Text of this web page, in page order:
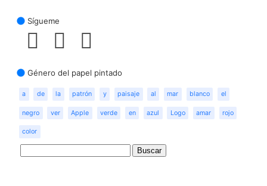
Sígueme
Género del papel pintado
a de la patrón y paisaje al mar blanco el
negro ver Apple verde en azul Logo amar rojo
color